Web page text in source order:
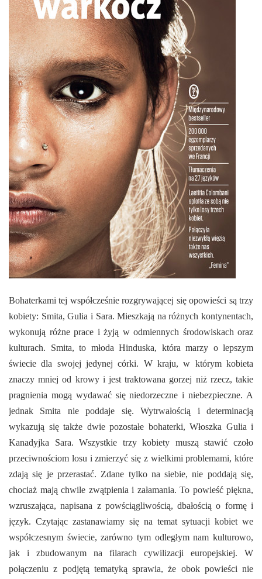
NAJBLIŻSZE WYDARZENIA
WYDARZENIA BIEŻĄCE
WYDARZYŁO SIĘ
NASZA OFERTA
STREFA WIEDZY O REGIONIE
STREFA KOLORU
FORMY STAŁE
NASZE FILIE
POLECANE STRONY
WYDARZENIA KULTURALNE
FOTO
E-INFORMATOR
O NAS
Bohaterkami tej współcześnie rozgrywającej się opowieści są trzy
kobiety: Smita, Gulia i Sara. Mieszkają na różnych kontynentach,
wykonują różne prace i żyją w odmiennych środowiskach oraz
kulturach. Smita, to młoda Hinduska, która marzy o lepszym
świecie dla swojej jedynej córki. W kraju, w którym kobieta
znaczy mniej od krowy i jest traktowana gorzej niż rzecz, takie
pragnienia mogą wydawać się niedorzeczne i niebezpieczne. A
jednak Smita nie poddaje się. Wytrwałością i determinacją
wykazują się także dwie pozostałe bohaterki, Włoszka Gulia i
Kanadyjka Sara. Wszystkie trzy kobiety muszą stawić czoło
przeciwnościom losu i zmierzyć się z wielkimi problemami, które
zdają się je przerastać. Zdane tylko na siebie, nie poddają się,
chociaż mają chwile zwątpienia i załamania. To powieść piękna,
wzruszająca, napisana z powściągliwością, dbałością o formę i
język. Czytając zastanawiamy się na temat sytuacji kobiet we
współczesnym świecie, zarówno tym odległym nam kulturowo,
jak i zbudowanym na filarach cywilizacji europejskiej. W
połączeniu z podjętą tematyką sprawia, że obok powieści nie